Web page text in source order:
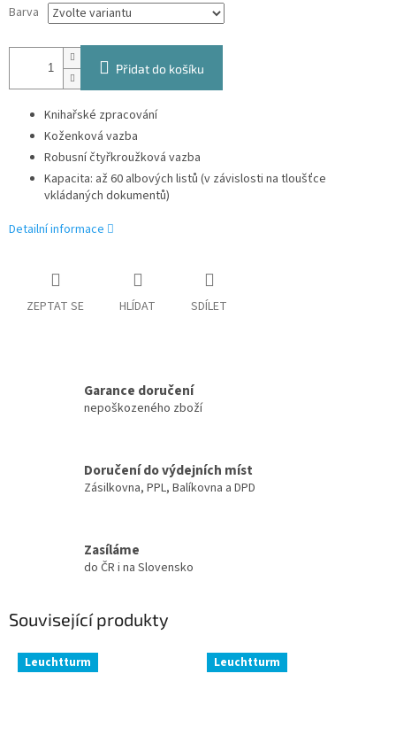
Barva
Přidat do košíku
Knihařské zpracování
Koženková vazba
Robusní čtyřkroužková vazba
Kapacita: až 60 albových listů (v závislosti na tloušťce
vkládaných dokumentů)
Detailní informace
ZEPTAT SE HLÍDAT SDÍLET
Garance doručení
nepoškozeného zboží
Doručení do výdejních míst
Zásilkovna, PPL, Balíkovna a DPD
Zasíláme
do ČR i na Slovensko
Související produkty
Leuchtturm Leuchtturm